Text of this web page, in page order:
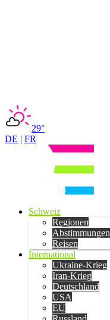
29°
DE | FR
Schweiz
Regionen
Abstimmungen
Reisen
International
Ukraine-Krieg
Iran-Krieg
Deutschland
USA
EU